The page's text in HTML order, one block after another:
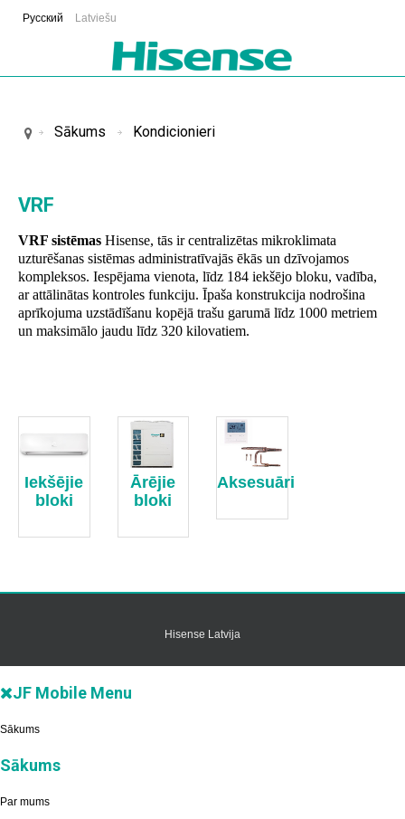
Русский Latviešu
Sākums Kondicionieri
VRF
VRF sistēmas Hisense, tās ir centralizētas mikroklimata
uzturēšanas sistēmas administratīvajās ēkās un dzīvojamos
kompleksos. Iespējama vienota, līdz 184 iekšējo bloku, vadība,
ar attālinātas kontroles funkciju. Īpaša konstrukcija nodrošina
aprīkojuma uzstādīšanu kopējā trašu garumā līdz 1000 metriem
un maksimālo jaudu līdz 320 kilovatiem.
Iekšējie
bloki
Ārējie
bloki
Aksesuāri
Hisense Latvija
JF Mobile Menu
Sākums
Sākums
Par mums